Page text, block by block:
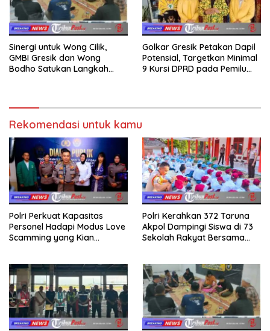
Sinergi untuk Wong Cilik,
GMBI Gresik dan Wong
Bodho Satukan Langkah
Golkar Gresik Petakan Dapil
Potensial, Targetkan Minimal
9 Kursi DPRD pada Pemilu
Rekomendasi untuk kamu
Polri Perkuat Kapasitas
Personel Hadapi Modus Love
Scamming yang Kian
Polri Kerahkan 372 Taruna
Akpol Dampingi Siswa di 73
Sekolah Rakyat Bersama